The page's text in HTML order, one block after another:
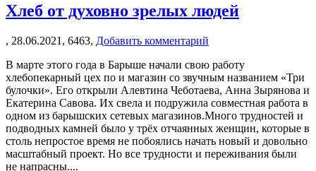
Хлеб от духовно зрелых людей
, 28.06.2021, 6463, Добавить комментарий
В марте этого года в Барыше начали свою работу
хлебопекарный цех по и магазин со звучным названием «Три
булочки». Его открыли Алевтина Чеботаева, Анна Зырянова и
Екатерина Савова. Их свела и подружила совместная работа в
одном из барышских сетевых магазинов.Много трудностей и
подводных камней было у трёх отчаянных женщин, которые в
столь непростое время не побоялись начать новый и довольно
масштабный проект. Но все трудности и переживания были
не напрасны....